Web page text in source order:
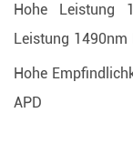
Hohe Leistung
Leistung 1490nm
Hohe
APD